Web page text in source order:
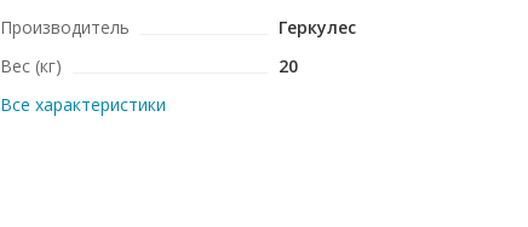
Производитель
Геркулес
Вес (кг)
20
Все характеристики